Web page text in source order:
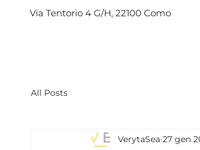
Via Tentorio 4 G/H, 22100 Como
All Posts
VerytaSea 27 gen